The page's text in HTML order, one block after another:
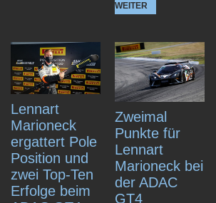
WEITER
Lennart
Marioneck
ergattert Pole
Position und
zwei Top-Ten
Erfolge beim
Zweimal
Punkte für
Lennart
Marioneck bei
der ADAC
GT4